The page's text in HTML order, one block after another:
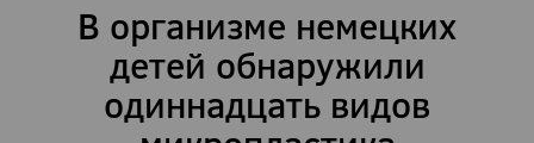
В организме немецких
детей обнаружили
одиннадцать видов